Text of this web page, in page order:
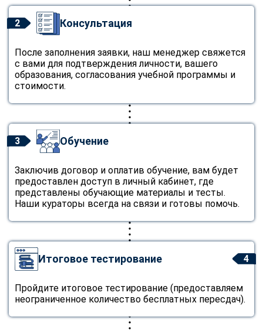
2 Консультация
После заполнения заявки, наш менеджер свяжется
с вами для подтверждения личности, вашего
образования, согласования учебной программы и
стоимости.
3 Обучение
Заключив договор и оплатив обучение, вам будет
предоставлен доступ в личный кабинет, где
представлены обучающие материалы и тесты.
Наши кураторы всегда на связи и готовы помочь.
4
Итоговое тестирование
Пройдите итоговое тестирование (предоставляем
неограниченное количество бесплатных пересдач).